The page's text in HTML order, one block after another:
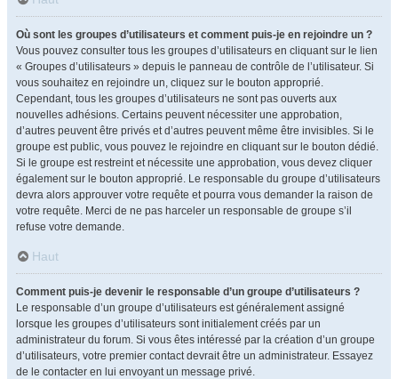
Où sont les groupes d’utilisateurs et comment puis-je en rejoindre un ?
Vous pouvez consulter tous les groupes d’utilisateurs en cliquant sur le lien
« Groupes d’utilisateurs » depuis le panneau de contrôle de l’utilisateur. Si
vous souhaitez en rejoindre un, cliquez sur le bouton approprié.
Cependant, tous les groupes d’utilisateurs ne sont pas ouverts aux
nouvelles adhésions. Certains peuvent nécessiter une approbation,
d’autres peuvent être privés et d’autres peuvent même être invisibles. Si le
groupe est public, vous pouvez le rejoindre en cliquant sur le bouton dédié.
Si le groupe est restreint et nécessite une approbation, vous devez cliquer
également sur le bouton approprié. Le responsable du groupe d’utilisateurs
devra alors approuver votre requête et pourra vous demander la raison de
votre requête. Merci de ne pas harceler un responsable de groupe s’il
refuse votre demande.
Haut
Comment puis-je devenir le responsable d’un groupe d’utilisateurs ?
Le responsable d’un groupe d’utilisateurs est généralement assigné
lorsque les groupes d’utilisateurs sont initialement créés par un
administrateur du forum. Si vous êtes intéressé par la création d’un groupe
d’utilisateurs, votre premier contact devrait être un administrateur. Essayez
de le contacter en lui envoyant un message privé.